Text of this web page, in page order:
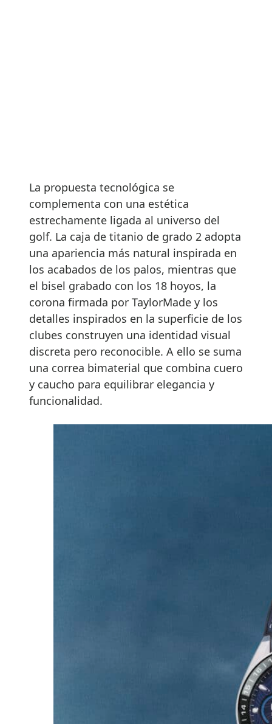
La propuesta tecnológica se
complementa con una estética
estrechamente ligada al universo del
golf. La caja de titanio de grado 2 adopta
una apariencia más natural inspirada en
los acabados de los palos, mientras que
el bisel grabado con los 18 hoyos, la
corona firmada por TaylorMade y los
detalles inspirados en la superficie de los
clubes construyen una identidad visual
discreta pero reconocible. A ello se suma
una correa bimaterial que combina cuero
y caucho para equilibrar elegancia y
funcionalidad.